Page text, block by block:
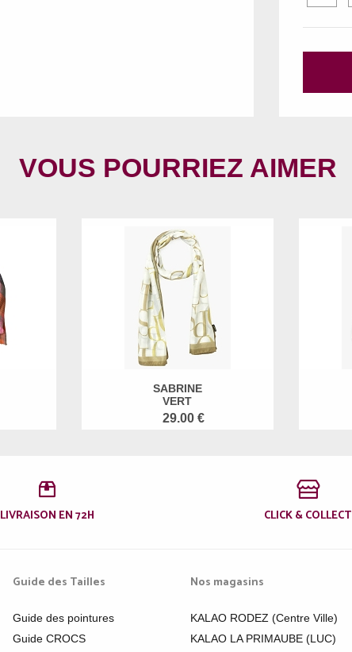
VOUS POURRIEZ AIMER
SABRINE
VERT
29.00 €
LIVRAISON EN 72H CLICK & COLLECT
Guide des Tailles
Guide des pointures
Guide CROCS
Nos magasins
KALAO RODEZ (Centre Ville)
KALAO LA PRIMAUBE (LUC)